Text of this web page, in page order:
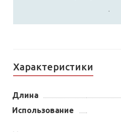
.
Характеристики
Длина
Использование